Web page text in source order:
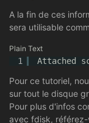
A la fin de ces
sera utilisable
Plain Text
1 Attached
Pour ce tutoriel,
sur tout le disque
Pour plus d'infos
avec fdisk,